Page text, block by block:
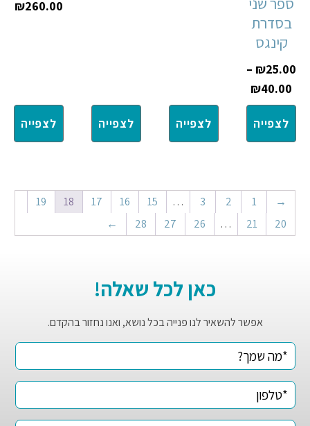
בסדרת
קינגס
₪25.00
–
₪40.00
לצפייה לצפייה לצפייה
₪260.00
לצפייה
→
1
2
3
…
15
16
17
18
19
20
21
…
26
27
28
←
כאן לכל שאלה!
אפשר להשאיר לנו פנייה בכל נושא, ואנו נחזור בהקדם.